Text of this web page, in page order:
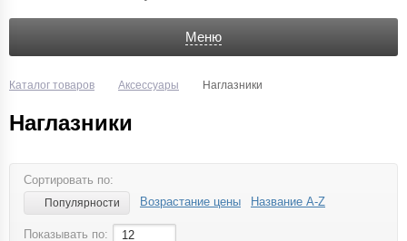
Меню
Каталог товаров Аксессуары Наглазники
Наглазники
Сортировать по:
Популярности Возрастание цены Название A-Z
Показывать по:
12